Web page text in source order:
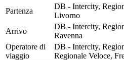
Partenza
DB - Intercity,
Livorno
Arrivo
DB - Intercity,
Ravenna
Operatore di
viaggio
DB - Intercity,
Regionale Veloce,